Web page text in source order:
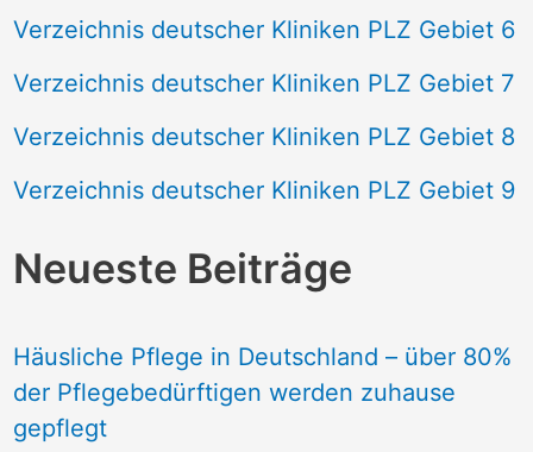
Verzeichnis deutscher Kliniken PLZ Gebiet 6
Verzeichnis deutscher Kliniken PLZ Gebiet 7
Verzeichnis deutscher Kliniken PLZ Gebiet 8
Verzeichnis deutscher Kliniken PLZ Gebiet 9
Neueste Beiträge
Häusliche Pflege in Deutschland – über 80%
der Pflegebedürftigen werden zuhause
gepflegt